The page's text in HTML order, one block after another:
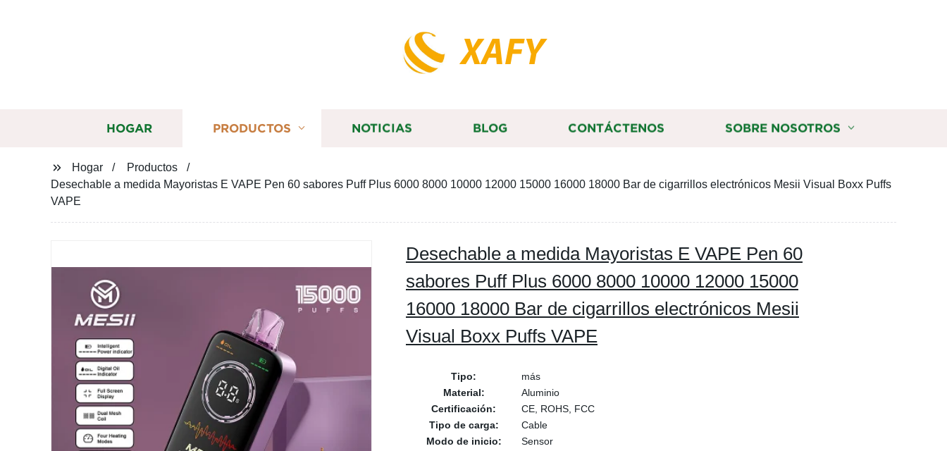
XAFY
HOGAR PRODUCTOS NOTICIAS BLOG CONTÁCTENOS SOBRE NOSOTROS
Hogar
Productos
Desechable a medida Mayoristas E VAPE Pen 60 sabores Puff Plus 6000 8000 10000 12000 15000 16000 18000 Bar de cigarrillos electrónicos Mesii Visual Boxx Puffs
VAPE
Desechable a medida Mayoristas E VAPE Pen 60
sabores Puff Plus 6000 8000 10000 12000 15000
16000 18000 Bar de cigarrillos electrónicos Mesii
Visual Boxx Puffs VAPE
Tipo:
más
Material:
Aluminio
Certificación:
CE, ROHS, FCC
Tipo de carga:
Cable
Modo de inicio:
Sensor